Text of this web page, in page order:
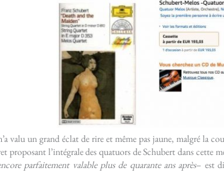
valu un grand éclat de rire et même pas jaune, malgré la
proposant l’intégrale des quatuors de Schubert dans cette
parfaitement valable plus de quarante ans après– est